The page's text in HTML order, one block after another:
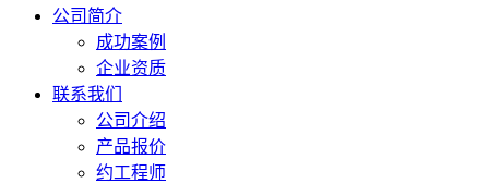
公司简介
成功案例
企业资质
联系我们
公司介绍
产品报价
约工程师